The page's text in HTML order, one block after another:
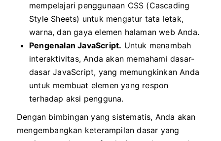
mempelajari penggunaan CSS (Cascading
Style Sheets) untuk mengatur tata letak,
warna, dan gaya elemen halaman web Anda.
Pengenalan JavaScript. Untuk menambah
interaktivitas, Anda akan memahami dasar-
dasar JavaScript, yang memungkinkan Anda
untuk membuat elemen yang respon
terhadap aksi pengguna.
Dengan bimbingan yang sistematis, Anda akan
mengembangkan keterampilan dasar yang